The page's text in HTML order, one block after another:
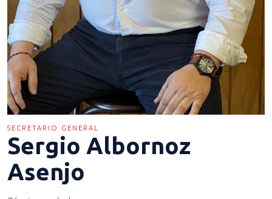
SECRETARIO GENERAL
Sergio Albornoz
Asenjo